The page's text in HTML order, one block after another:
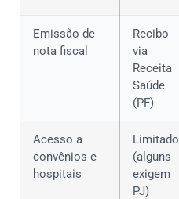
Emissão de
nota fiscal
Recibo
via
Receita
Saúde
(PF)
Acesso a
convênios e
hospitais
Limitado
(alguns
exigem
PJ)